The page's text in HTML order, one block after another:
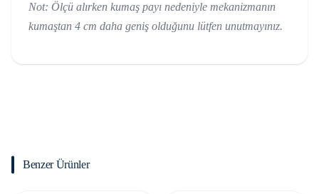
Not: Ölçü alırken kumaş payı nedeniyle mekanizmanın
kumaştan 4 cm daha geniş olduğunu lütfen unutmayınız.
Benzer Ürünler